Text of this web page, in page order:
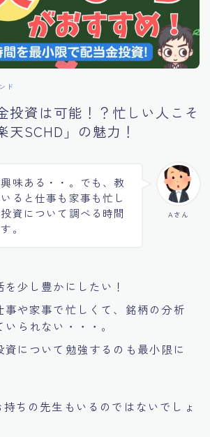
ド
投資は可能！？忙しい人こそ
SCHD」の魅力！
Aさん
味ある・・。でも、教
ると仕事も家事も忙し
資について調べる時間
。
少し豊かにしたい！
事や家事で忙しくて、銘柄の分析
られない・・・。
資について勉強するのも最小限に
ちの先生もいるのではないでしょ